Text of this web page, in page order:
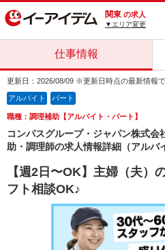
関東 の求人
▼エリア変更
仕事情報
更新日：2026/08/09 ※更新日時点の最新情報
アルバイト パート
職種：調理補助【アルバイト・パート】
コンパスグループ・ジャパン株式
助・調理師の求人情報詳細（アルバ
【週2日〜OK】主婦（夫）
フト相談OK♪